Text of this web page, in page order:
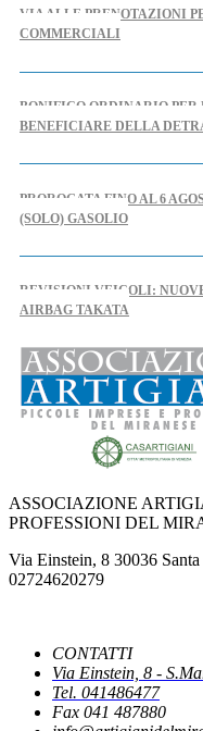
VIA ALLE PRENOTAZIONI
COMMERCIALI
BONIFICO ORDINARIO
BENEFICIARE DELLA
PROROGATA FINO AL 6
(SOLO) GASOLIO
REVISIONI VEICOLI:
AIRBAG TAKATA
AL VIA IL TAVOLO
NUOVO DPCM
COMUNICAZIONI DI
DALL'INTELLIGENZA
ASSOCIAZIONE
PROFESSIONI DEL
Via Einstein, 8 30036
02724620279
CONTATTI
Via Einstein, 8 -
Tel. 041486477
Fax 041 487880